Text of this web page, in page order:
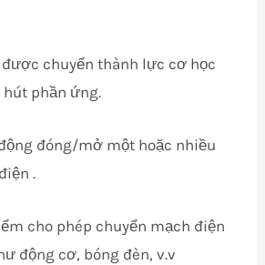
chuyển thành lực cơ học
hút phần ứng.
đóng/mở một hoặc nhiều
.
cho phép chuyển mạch điện
động cơ, bóng đèn, v.v